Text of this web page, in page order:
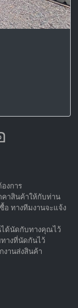
งการ
คาสินค้าให้กับท่าน
อ ทางทีมงานจะแจ้ง
ได้นัดกับทางคุณไว้
างที่นัดกันไว้
งานส่งสินค้า